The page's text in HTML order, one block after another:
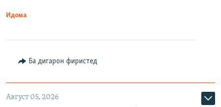
Идома
Ба дигарон фиристед
Август 05, 2026